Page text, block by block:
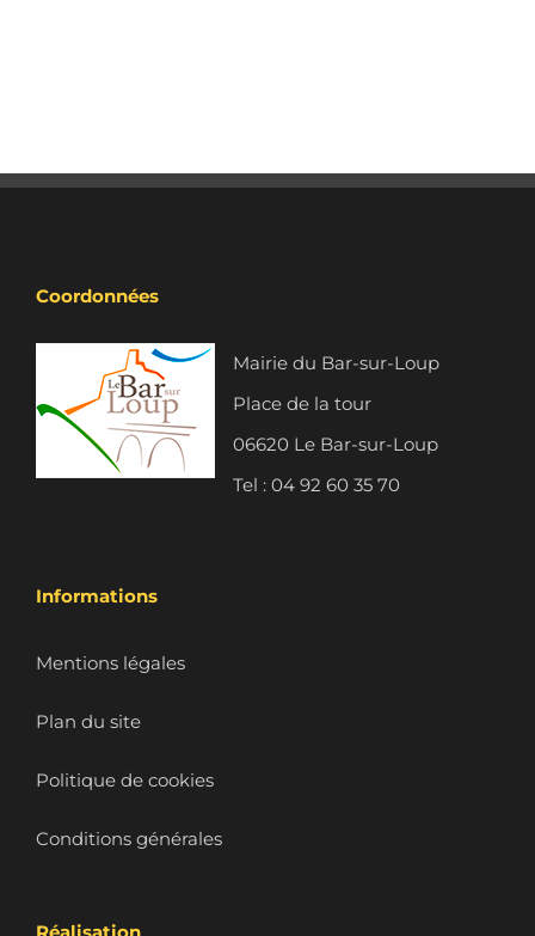
Coordonnées
Mairie du Bar-sur-Loup
Place de la tour
06620 Le Bar-sur-Loup
Tel : 04 92 60 35 70
Informations
Mentions légales
Plan du site
Politique de cookies
Conditions générales